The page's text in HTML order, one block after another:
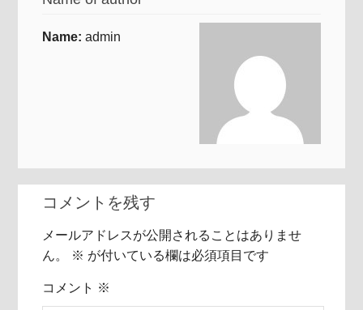
Name:admin
コメントを残す
メールアドレスが公開されることはありませ
ん。
※ が付いている欄は必須項目です
コメント ※